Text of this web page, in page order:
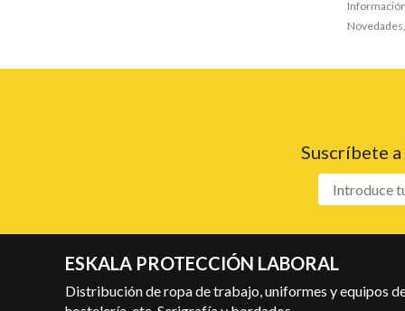
Suscríbete
ESKALA PROTECCIÓN LABORAL
Distribución de ropa de trabajo, uniformes y equipos